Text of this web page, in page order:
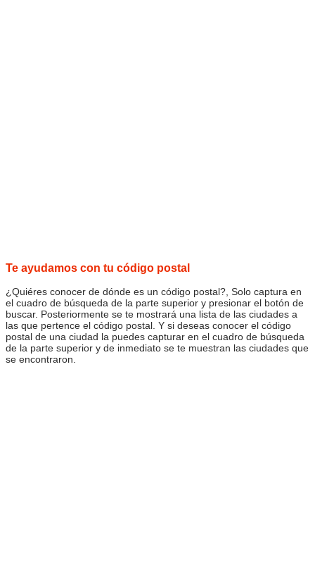
Te ayudamos con tu código postal
¿Quiéres conocer de dónde es un código postal?, Solo captura en
el cuadro de búsqueda de la parte superior y presionar el botón de
buscar. Posteriormente se te mostrará una lista de las ciudades a
las que pertence el código postal. Y si deseas conocer el código
postal de una ciudad la puedes capturar en el cuadro de búsqueda
de la parte superior y de inmediato se te muestran las ciudades que
se encontraron.